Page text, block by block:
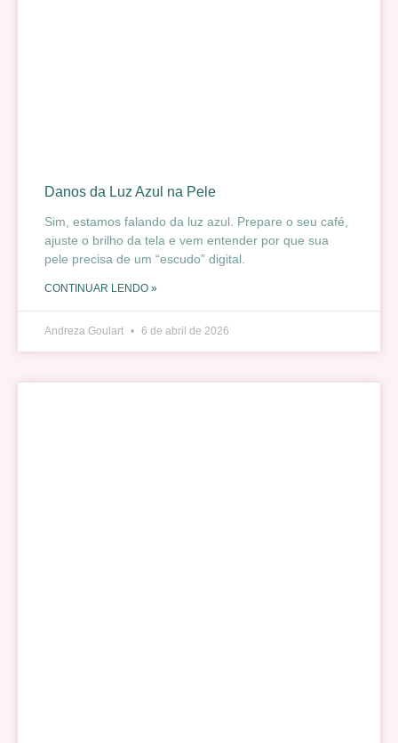
Danos da Luz Azul na Pele
Sim, estamos falando da luz azul. Prepare o seu café,
ajuste o brilho da tela e vem entender por que sua
pele precisa de um “escudo” digital.
CONTINUAR LENDO »
Andreza Goulart 6 de abril de 2026